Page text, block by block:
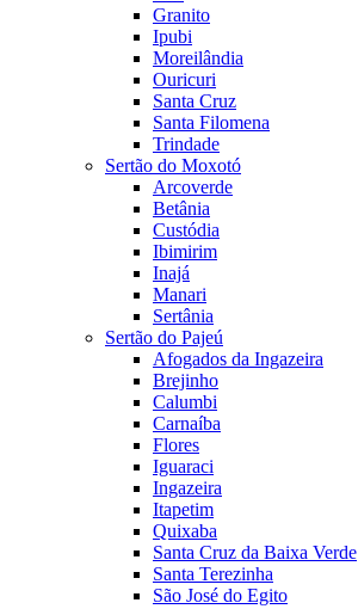
Granito
Ipubi
Moreilândia
Ouricuri
Santa Cruz
Santa Filomena
Trindade
Sertão do Moxotó
Arcoverde
Betânia
Custódia
Ibimirim
Inajá
Manari
Sertânia
Sertão do Pajeú
Afogados da Ingazeira
Brejinho
Calumbi
Carnaíba
Flores
Iguaraci
Ingazeira
Itapetim
Quixaba
Santa Cruz da Baixa Verde
Santa Terezinha
São José do Egito